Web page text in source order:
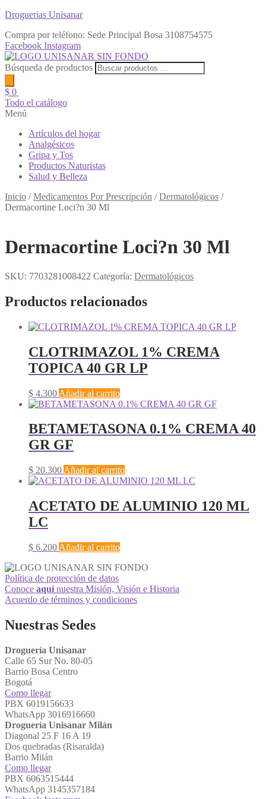
Droguerias Unisanar
Compra por teléfono: Sede Principal Bosa 3108754575
Facebook Instagram
Búsqueda de productos
$ 0
Todo el catálogo
Menú
Artículos del hogar
Analgésicos
Gripa y Tos
Productos Naturistas
Salud y Belleza
Inicio /Medicamentos Por Prescripción /Dermatológicos /
Dermacortine Loci?n 30 Ml
Dermacortine Loci?n 30 Ml
SKU: 7703281008422 Categoría: Dermatológicos
Productos relacionados
CLOTRIMAZOL 1% CREMA
TOPICA 40 GR LP
$ 4.300 Añadir al carrito
BETAMETASONA 0.1% CREMA 40
GR GF
$ 20.300 Añadir al carrito
ACETATO DE ALUMINIO 120 ML
LC
$ 6.200 Añadir al carrito
Política de protección de datos
Conoce aquínuestra Misión, Visión e Historia
Acuerdo de términos y condiciones
Nuestras Sedes
Droguería Unisanar
Calle 65 Sur No. 80-05
Barrio Bosa Centro
Bogotá
Como llegar
PBX 6019156633
WhatsApp 3016916660
Droguería Unisanar Milán
Diagonal 25 F 16 A 19
Dos quebradas (Risaralda)
Barrio Milán
Como llegar
PBX 6063515444
WhatsApp 3145357184